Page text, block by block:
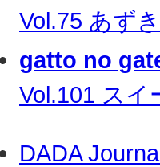
Vol.75 あず
gatto no
Vol.101 スイ
DADA